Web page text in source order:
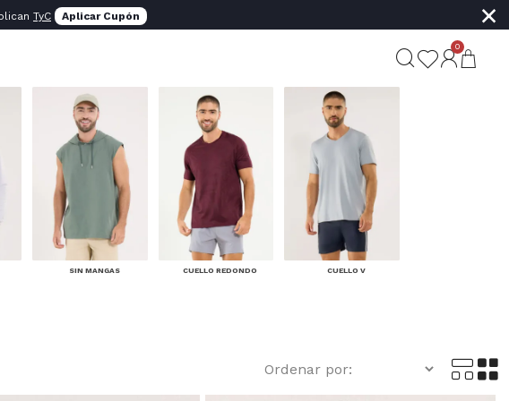
TyC Aplicar Cupón ×
0
SIN MANGAS CUELLO REDONDO CUELLO V